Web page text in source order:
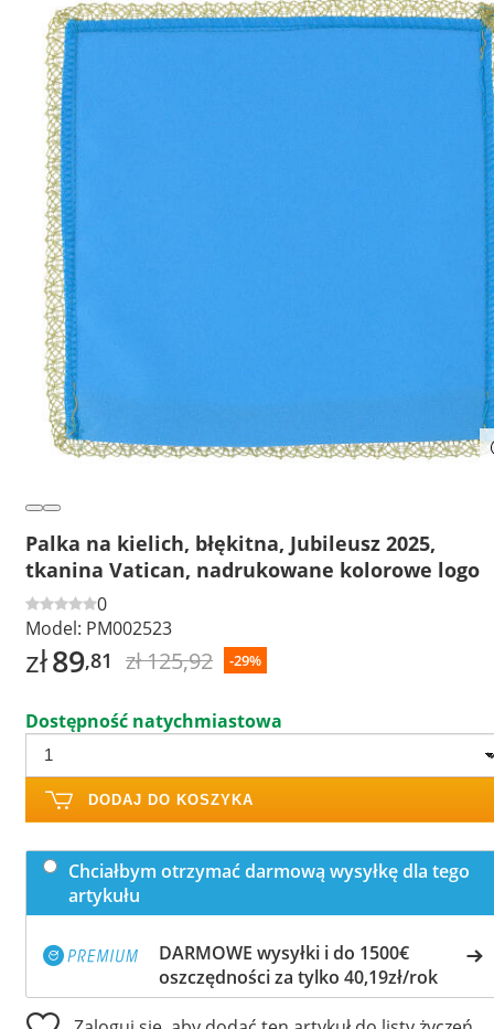
Palka na kielich, błękitna, Jubileusz 2025,
tkanina Vatican, nadrukowane kolorowe logo
0
Model: PM002523
zł89,81 zł 125,92 -29%
Dostępność natychmiastowa
DODAJ DO KOSZYKA
Chciałbym otrzymać darmową wysyłkę dla tego
artykułu
DARMOWE wysyłki i do 1500€
oszczędności za tylko 40,19zł/rok